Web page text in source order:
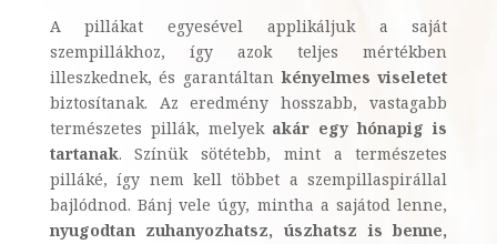
A pillákat egyesével applikáljuk a saját
szempillákhoz, így azok teljes mértékben
illeszkednek, és garantáltankényelmes viseletet
biztosítanak. Az eredmény hosszabb, vastagabb
természetes pillák, melyekakár egy hónapig is
tartanak. Színük sötétebb, mint a természetes
pilláké, így nem kell többet a szempillaspirállal
bajlódnod. Bánj vele úgy, mintha a sajátod lenne,
nyugodtan zuhanyozhatsz, úszhatsz is benne,